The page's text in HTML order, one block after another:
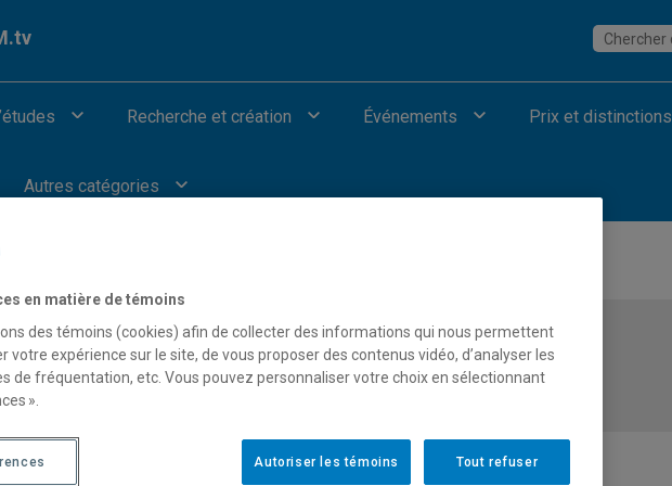
Recherche et création Événements Prix et distinctions
Autres catégories
afficher les vidéos provenant de Youtube.
en matière de témoins
des témoins (cookies) afin de collecter des informations qui nous permettent
votre expérience sur le site, de vous proposer des contenus vidéo, d’analyser les
de fréquentation, etc. Vous pouvez personnaliser votre choix en sélectionnant
».
Tout refuser
Autoriser les témoins